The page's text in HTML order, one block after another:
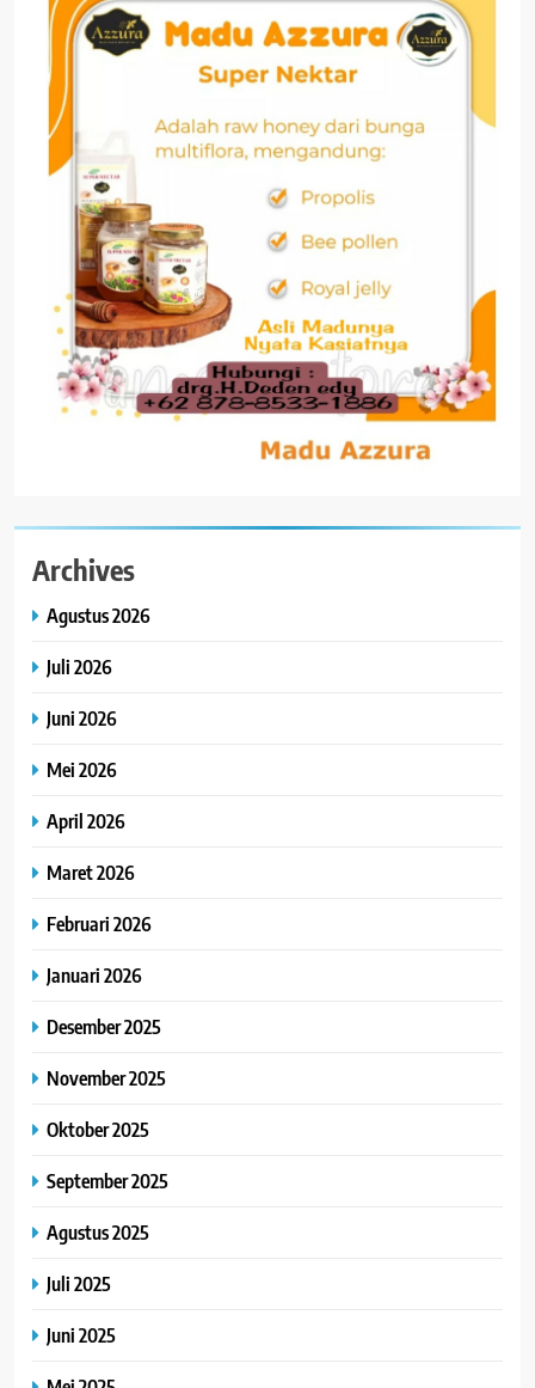
Archives
Agustus 2026
Juli 2026
Juni 2026
Mei 2026
April 2026
Maret 2026
Februari 2026
Januari 2026
Desember 2025
November 2025
Oktober 2025
September 2025
Agustus 2025
Juli 2025
Juni 2025